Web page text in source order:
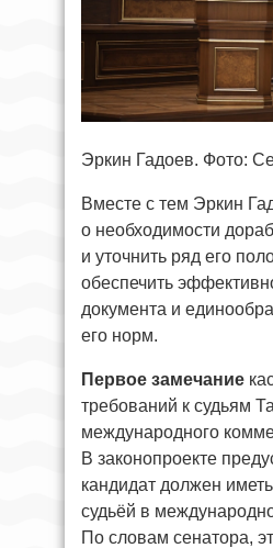
Эркин Гадоев. Фото:
Вместе с тем Эркин
о необходимости
и уточнить ряд его
обеспечить
документа и
его норм.
Первое замечание
требований к судьям
международного
В законопроекте
кандидат должен
судьёй в
По словам сенатора,